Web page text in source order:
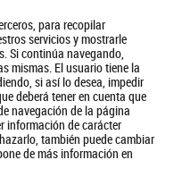
para recopilar
servicios y mostrarle
Si continúa navegando,
mismas. El usuario tiene la
si así lo desea, impedir
deberá tener en cuenta que
navegación de la página
información de carácter
también puede cambiar
de más información en
de Privacidad Aviso Legal
Política de Cookies
BUSCAR